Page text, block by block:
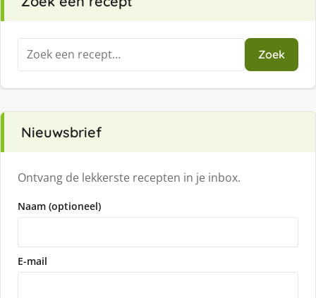
Zoeken
naar:
Zoek
Nieuwsbrief
Ontvang de lekkerste recepten in je inbox.
Naam (optioneel)
E-mail